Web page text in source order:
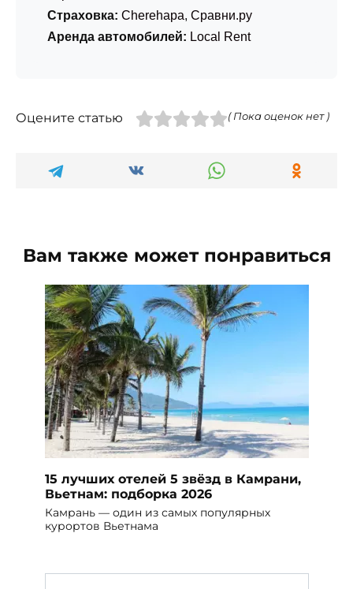
Страховка: Cherehapa, Сравни.ру
Аренда автомобилей: Local Rent
Оцените статью ( Пока оценок нет )
Вам также может понравиться
15 лучших отелей 5 звёзд в Камрани,
Вьетнам: подборка 2026
Камрань — один из самых популярных
курортов Вьетнама